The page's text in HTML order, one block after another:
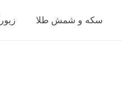
سکه و شمش طلا